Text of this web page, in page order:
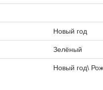
Новый год
Зелёный
Новый год\